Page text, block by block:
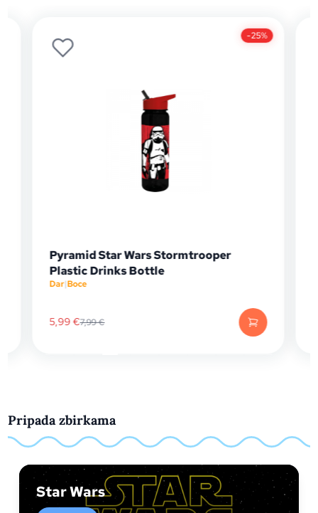
-25%
Pyramid Star Wars Stormtrooper
Plastic Drinks Bottle
Dar|Boce
5,99 €7,99€
Pripada zbirkama
Star Wars